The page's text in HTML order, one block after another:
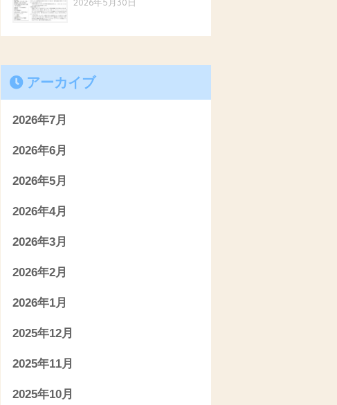
アーカイブ
2026年7月
2026年6月
2026年5月
2026年4月
2026年3月
2026年2月
2026年1月
2025年12月
2025年11月
2025年10月